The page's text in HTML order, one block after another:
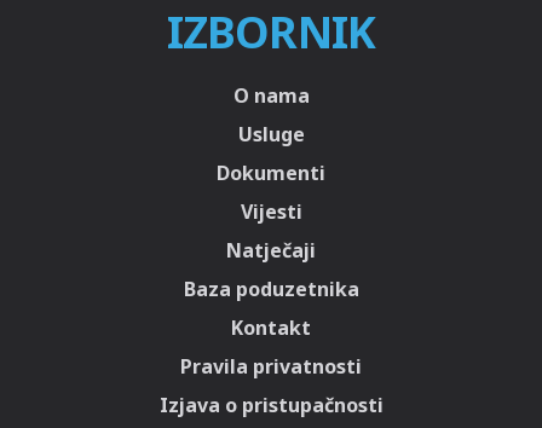
IZBORNIK
O nama
Usluge
Dokumenti
Vijesti
Natječaji
Baza poduzetnika
Kontakt
Pravila privatnosti
Izjava o pristupačnosti